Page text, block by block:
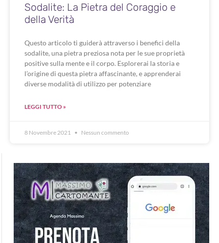
Sodalite: La Pietra del Coraggio e
della Verità
Questo articolo ti guiderà attraverso i benefici della
sodalite, una pietra preziosa nota per le sue proprietà
positive sulla mente e il corpo. Esplorerai la storia e
l’origine di questa pietra affascinante, e apprenderai
diverse modalità di utilizzo per potenziare
LEGGI TUTTO »
8 Novembre 2021 Nessun commento